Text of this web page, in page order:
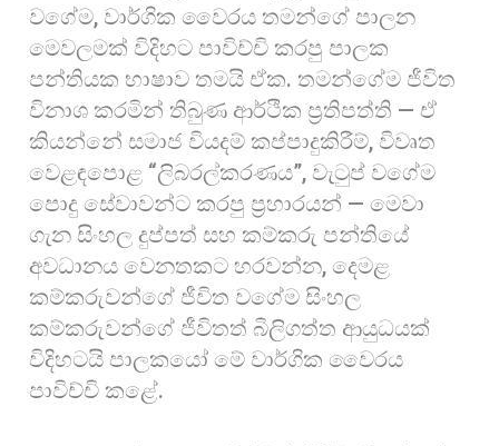
වගේම, වාර්ගික වෛරය තමන්ගේ පාලන
මෙවලමක් විදිහට පාවිච්චි කරපු පාලක
පන්තියක භාෂාව තමයි ඒක. තමන්ගේම ජීවිත
විනාශ කරමින් තිබුණ ආර්ථික ප්‍රතිපත්ති — ඒ
කියන්නේ සමාජ වියදම් කප්පාදුකිරීම්, විවෘත
වෙළඳපොළ “ලිබරල්කරණය”, වැටුප් වගේම
පොදු සේවාවන්ට කරපු ප්‍රහාරයන් — මෙවා
ගැන සිංහල දුප්පත් සහ කම්කරු පන්තියේ
අවධානය වෙනතකට හරවන්න, දෙමළ
කම්කරුවන්ගේ ජීවිත වගේම සිංහල
කම්කරුවන්ගේ ජීවිතත් බිලිගත්ත ආයුධයක්
විදිහටයි පාලකයෝ මේ වාර්ගික වෛරය
පාවිච්චි කළේ.